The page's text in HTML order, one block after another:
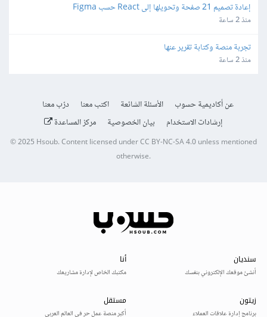
إعادة تصميم 21 صفحة وتحويلها إلى React حسب Figma
منذ 2 ساعة
تجربة منصة وكتابة تقرير عنها
منذ 2 ساعة
عن أكاديمية حسوب الأسئلة الشائعة اكتب معنا
درّب معنا
إرشادات الاستخدام
بيان الخصوصية مركز المساعدة
© 2025 Hsoub.Content licensed underCC BY-NC-SA 4.0unless mentioned
otherwise.